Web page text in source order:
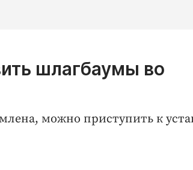
шлагбаумы во
можно приступить к